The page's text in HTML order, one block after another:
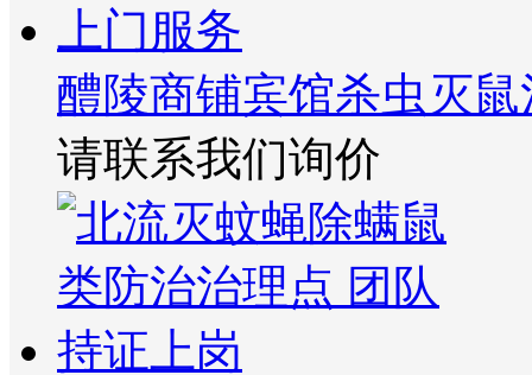
醴陵商铺宾馆杀虫灭
请联系我们询价